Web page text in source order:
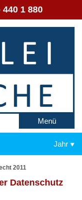
440 1 880
Menü
Jahr
2011
Da­ten­schutz